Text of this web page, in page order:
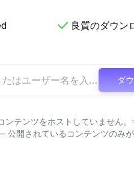
良質のダウン
ダ
テンツをホストしていません。
開されているコンテンツのみが